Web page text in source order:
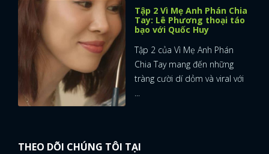
Tập 2 Vì Mẹ Anh Phán Chia
Tay: Lê Phương thoại táo
bạo với Quốc Huy
Tập 2 của Vì Mẹ Anh Phán
Chia Tay mang đến những
tràng cười dí dỏm và viral với
THEO DÕI CHÚNG TÔI TẠI